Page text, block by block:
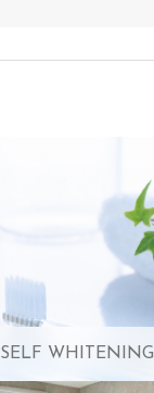
SELF WHITENING